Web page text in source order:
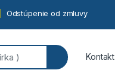
Odstúpenie od zmluvy
Kontakt